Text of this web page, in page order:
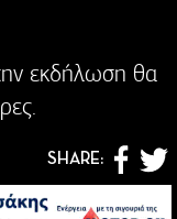
εκδήλωση θα
SHARE: